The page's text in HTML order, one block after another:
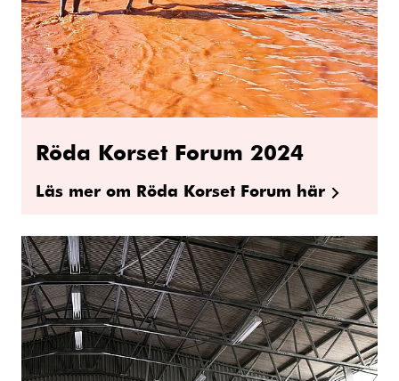
Röda Korset Forum 2024
Läs mer om Röda Korset Forum här